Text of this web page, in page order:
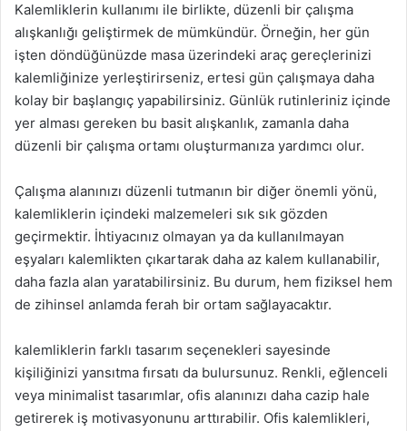
Kalemliklerin kullanımı ile birlikte, düzenli bir çalışma
alışkanlığı geliştirmek de mümkündür. Örneğin, her gün
işten döndüğünüzde masa üzerindeki araç gereçlerinizi
kalemliğinize yerleştirirseniz, ertesi gün çalışmaya daha
kolay bir başlangıç yapabilirsiniz. Günlük rutinleriniz içinde
yer alması gereken bu basit alışkanlık, zamanla daha
düzenli bir çalışma ortamı oluşturmanıza yardımcı olur.
Çalışma alanınızı düzenli tutmanın bir diğer önemli yönü,
kalemliklerin içindeki malzemeleri sık sık gözden
geçirmektir. İhtiyacınız olmayan ya da kullanılmayan
eşyaları kalemlikten çıkartarak daha az kalem kullanabilir,
daha fazla alan yaratabilirsiniz. Bu durum, hem fiziksel hem
de zihinsel anlamda ferah bir ortam sağlayacaktır.
kalemliklerin farklı tasarım seçenekleri sayesinde
kişiliğinizi yansıtma fırsatı da bulursunuz. Renkli, eğlenceli
veya minimalist tasarımlar, ofis alanınızı daha cazip hale
getirerek iş motivasyonunu arttırabilir. Ofis kalemlikleri,